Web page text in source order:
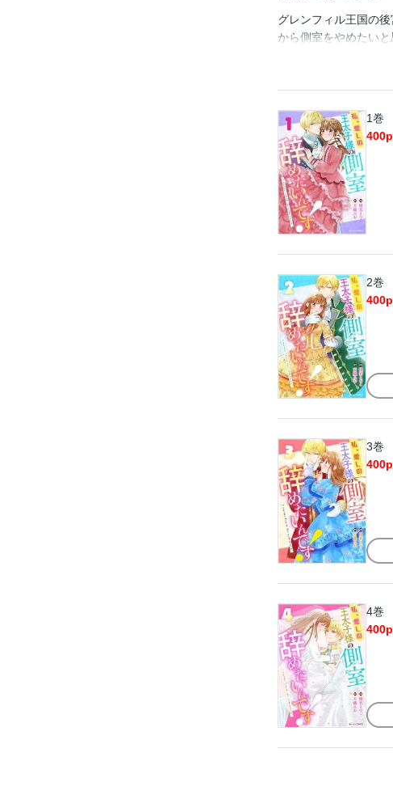
グレンフィル王国の
から側室をやめたい
命じられてしまって
くなってしまう・・
を許さなくて・・・!?
は電子コミック誌
ださい)
1巻
400
2巻
400
3巻
400
4巻
400